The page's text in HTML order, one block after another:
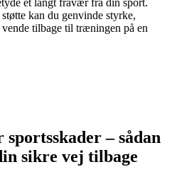
kan du genvinde styrke,
tilbage til træningen på en
– sådan
sikre vej tilbage